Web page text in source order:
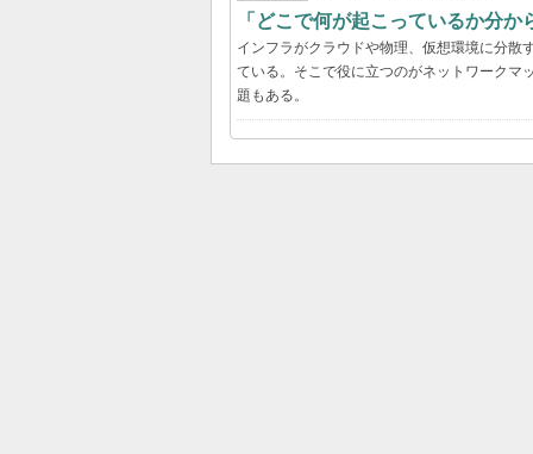
「どこで何が起こっているか分
インフラがクラウドや物理、仮想環境に分散
ている。そこで役に立つのがネットワークマ
題もある。